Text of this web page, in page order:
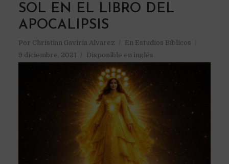
SOL EN EL LIBRO DEL
APOCALIPSIS
Por Christian Gaviria Alvarez En Estudios Bíblicos
9 diciembre, 2021
Disponible en inglés